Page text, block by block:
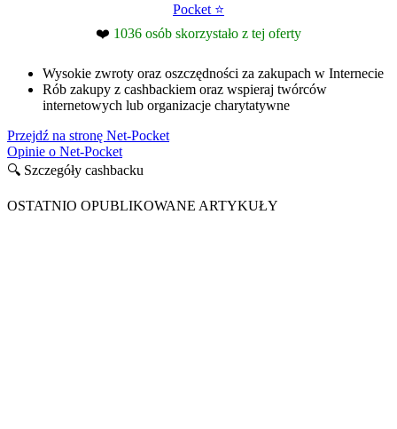
Pocket ⭐
❤️ 1036 osób skorzystało z tej oferty
Wysokie zwroty oraz oszczędności za zakupach w Internecie
Rób zakupy z cashbackiem oraz wspieraj twórców
internetowych lub organizacje charytatywne
Przejdź na stronę Net-Pocket
Opinie o Net-Pocket
🔍 Szczegóły cashbacku
OSTATNIO OPUBLIKOWANE ARTYKUŁY